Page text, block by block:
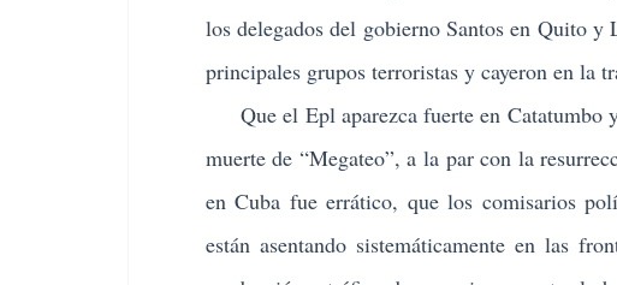
los delegados del gobierno Santos en Quito y
principales grupos terroristas y cayeron en la
Que el Epl aparezca fuerte en Catatumbo
muerte de “Megateo”, a la par con la
en Cuba fue errático, que los comisarios
están asentando sistemáticamente en las